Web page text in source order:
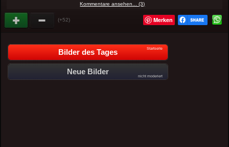
Kommentare ansehen... (3)
(+52) Merken
Bilder des Tages Startseite
Neue Bilder
nicht moderiert